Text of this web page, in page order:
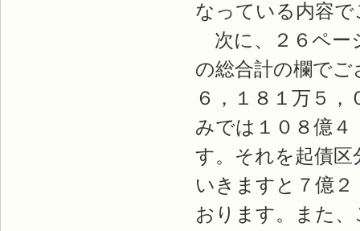
なっている内容
次に、２６ペー
の総合計の欄で
６，１８１万５
みでは１０８億
す。それを起債
いきますと７億
おります。また